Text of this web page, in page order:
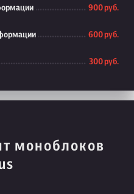
900 руб.
600 руб.
300 руб.
моноблоков